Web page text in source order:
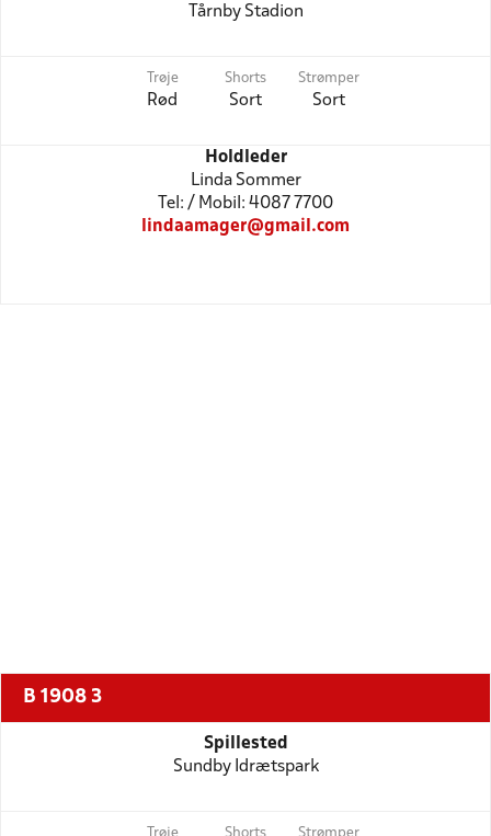
Tårnby Stadion
Trøje
Rød
Shorts
Sort
Strømper
Sort
Holdleder
Linda Sommer
Tel: / Mobil: 4087 7700
lindaamager@gmail.com
B 1908 3
Spillested
Sundby Idrætspark